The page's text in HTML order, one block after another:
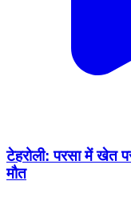
टेहरोली: परसा में खेत
मौत